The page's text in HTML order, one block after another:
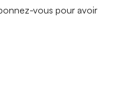
vous pour avoir